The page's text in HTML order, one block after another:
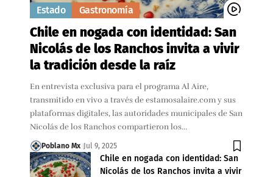
Estado Gastronomía
Chile en nogada con identidad: San
Nicolás de los Ranchos invita a vivir
la tradición desde la raíz
En entrevista exclusiva para el programa Al Aire,
transmitido en vivo a través de estamosalaire.com y sus
plataformas digitales, las autoridades municipales de San
Nicolás de los Ranchos compartieron los…
Poblano Mx Jul 9, 2025
Chile en nogada con identidad: San
Nicolás de los Ranchos invita a vivir